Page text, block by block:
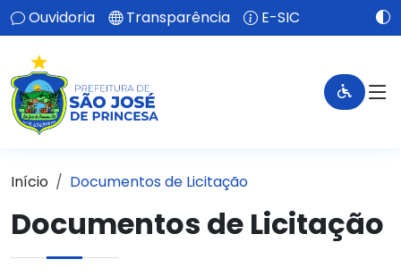
Ouvidoria Transparência E-SIC
Início Documentos de Licitação
Documentos de Licitação